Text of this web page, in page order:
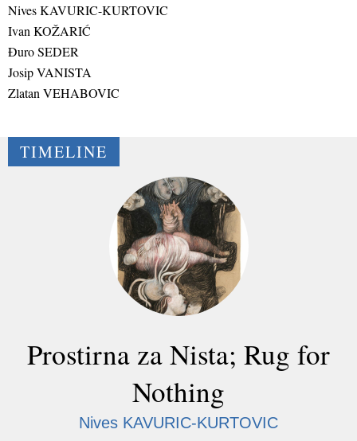
Nives KAVURIC-KURTOVIC
Ivan KOŽARIĆ
Ðuro SEDER
Josip VANISTA
Zlatan VEHABOVIC
TIMELINE
Prostirna za Nista; Rug for
Nothing
Nives KAVURIC-KURTOVIC